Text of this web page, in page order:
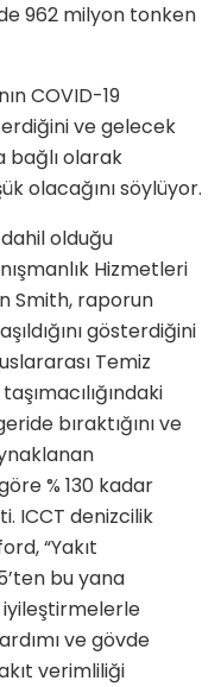
962 milyon tonken
COVID-19
ve gelecek
bağlı olarak
olacağını söylüyor.
olduğu
Hizmetleri
Smith, raporun
gösterdiğini
Temiz
bıraktığını ve
% 130 kadar
ICCT denizcilik
“Yakıt
bu yana
iyileştirmelerle
ve gövde
verimliliği